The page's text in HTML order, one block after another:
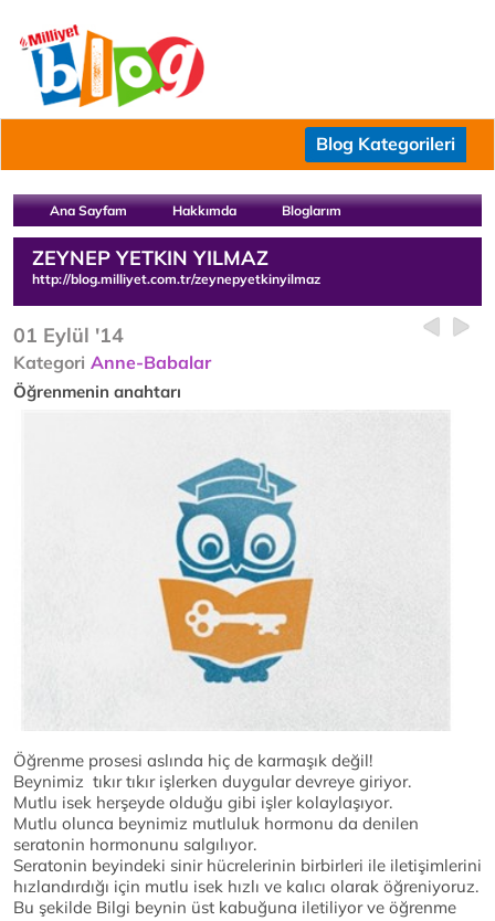
Blog Kategorileri
Ana Sayfam Hakkımda Bloglarım
ZEYNEP YETKIN YILMAZ
http://blog.milliyet.com.tr/zeynepyetkinyilmaz
01 Eylül '14
Kategori Anne-Babalar
Öğrenmenin anahtarı
Öğrenme prosesi aslında hiç de karmaşık değil!
Beynimiz tıkır tıkır işlerken duygular devreye giriyor.
Mutlu isek herşeyde olduğu gibi işler kolaylaşıyor.
Mutlu olunca beynimiz mutluluk hormonu da denilen
seratonin hormonunu salgılıyor.
Seratonin beyindeki sinir hücrelerinin birbirleri ile iletişimlerini
hızlandırdığı için mutlu isek hızlı ve kalıcı olarak öğreniyoruz.
Bu şekilde Bilgi beynin üst kabuğuna iletiliyor ve öğrenme